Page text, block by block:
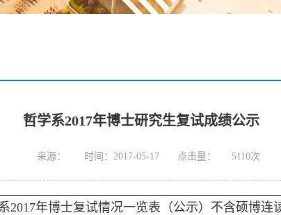
哲学系2017年博士研究生复试成绩公示
来源： 时间：2017-05-17 点击量： 5110次
2017年博士复试情况一览表（公示）不含硕博连